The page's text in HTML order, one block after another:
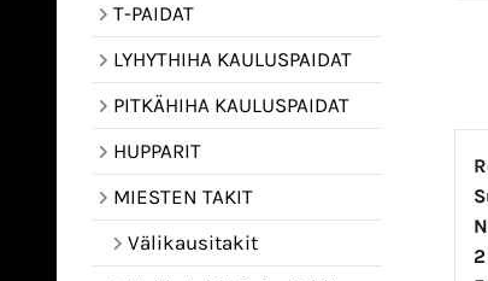
T-PAIDAT
LYHYTHIHA KAULUSPAIDAT
PITKÄHIHA KAULUSPAIDAT
HUPPARIT
MIESTEN TAKIT
Välikausitakit